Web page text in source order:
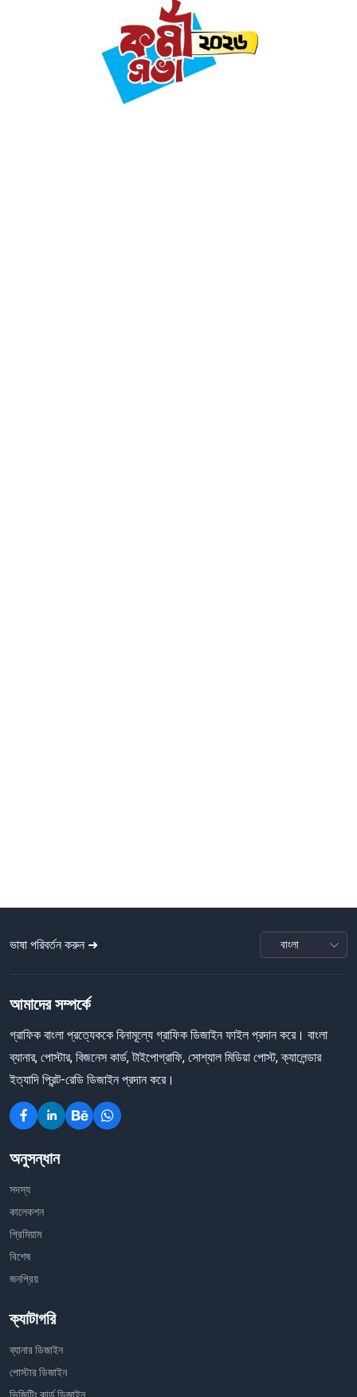
ভাষা পরিবর্তন করুন ➜
আমাদের সম্পর্কে
গ্রাফিক বাংলা প্রত্যেককে বিনামূল্যে গ্রাফিক ডিজাইন ফাইল প্রদান করে। বাংলা
ব্যানার, পোস্টার, বিজনেস কার্ড, টাইপোগ্রাফি, সোশ্যাল মিডিয়া পোস্ট, ক্যালেন্ডার
ইত্যাদি প্রিন্ট-রেডি ডিজাইন প্রদান করে।
অনুসন্ধান
সদস্য
কালেকশন
প্রিমিয়াম
বিশেষ
জনপ্রিয়
ক্যাটাগরি
ব্যানার ডিজাইন
পোস্টার ডিজাইন
ভিজিটিং কার্ড ডিজাইন